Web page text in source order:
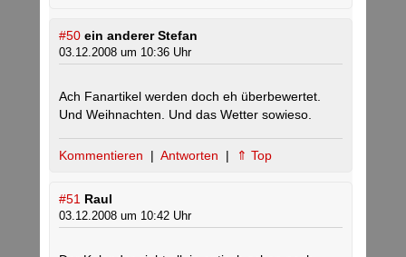
#50 ein anderer Stefan
03.12.2008 um 10:36 Uhr
Ach Fanartikel werden doch eh überbewertet.
Und Weihnachten. Und das Wetter sowieso.
Kommentieren | Antworten | ⇑ Top
#51 Raul
03.12.2008 um 10:42 Uhr